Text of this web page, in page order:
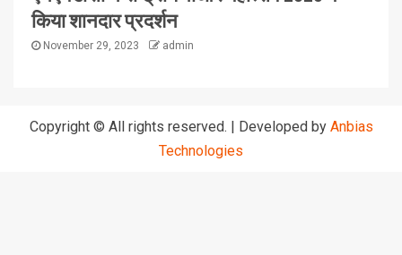
किया शानदार प्रदर्शन
November 29, 2023 admin
Copyright © All rights reserved. Developed by Anbias
Technologies